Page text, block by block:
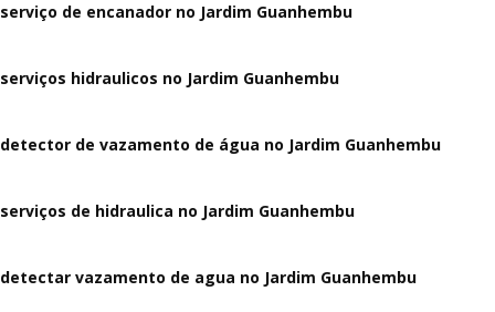
serviço de encanador no Jardim Guanhembu
serviços hidraulicos no Jardim Guanhembu
detector de vazamento de água no Jardim Guanhembu
serviços de hidraulica no Jardim Guanhembu
detectar vazamento de agua no Jardim Guanhembu